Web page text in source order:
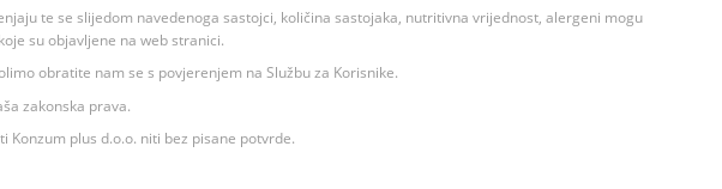
te se slijedom navedenoga sastojci, količina sastojaka, nutritivna vrijednost, alergeni mogu
su objavljene na web stranici.
obratite nam se s povjerenjem na Službu za Korisnike.
zakonska prava.
plus d.o.o. niti bez pisane potvrde.